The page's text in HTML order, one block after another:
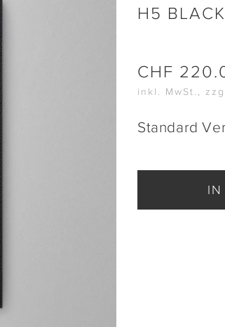
H5 BLACK
CHF
inkl. MwSt.,
Standard
IN